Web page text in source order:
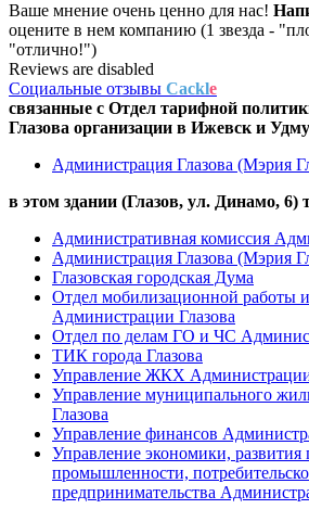
Ваше мнение очень ценно для нас!
оцените в нем компанию (1 звезда -
"отлично!")
Reviews are disabled
Социальные отзывы Cackle
связанные с Отдел тарифной
Глазова организации в Ижевск и
Администрация Глазова (Мэрия
в этом здании (Глазов, ул. Динамо, 6)
Административная комиссия
Администрация Глазова (Мэрия
Глазовская городская Дума
Отдел мобилизационной работы
Администрации Глазова
Отдел по делам ГО и ЧС
ТИК города Глазова
Управление ЖКХ Администрации
Управление муниципального
Глазова
Управление финансов
Управление экономики, развития
промышленности,
предпринимательства